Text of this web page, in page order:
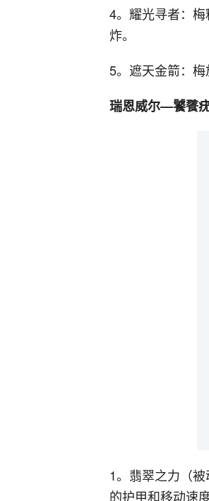
4。耀光寻者：
炸。
5。遮天金箭：
瑞恩威尔—饕餮
1。翡翠之力（
的护甲和移动速度